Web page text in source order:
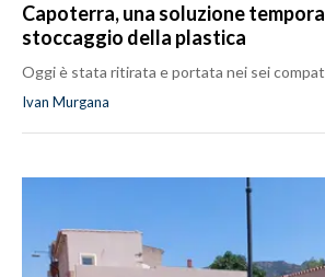
Capoterra, una soluzione
stoccaggio della plastica
Oggi è stata ritirata e portata nei sei
Ivan Murgana